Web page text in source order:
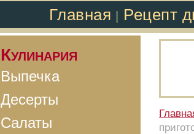
Главная Рецепт
Кулинария
Выпечка
Десерты
Салаты